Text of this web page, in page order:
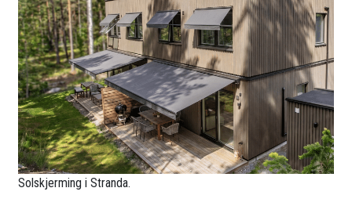
Solskjerming i Stranda.